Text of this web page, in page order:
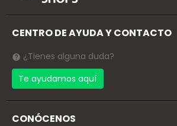
CENTRO DE AYUDA Y CONTACTO
¿Tienes alguna duda?
Te ayudamos aquí
CONÓCENOS